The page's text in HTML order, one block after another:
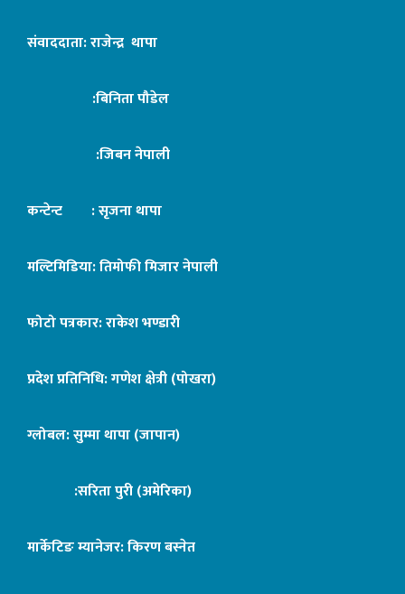
संवाददाता: राजेन्द्र थापा
:बिनिता पौडेल
:जिबन नेपाली
कन्टेन्ट : सृजना थापा
मल्टिमिडिया: तिमोफी मिजार नेपाली
फोटो पत्रकार: राकेश भण्डारी
प्रदेश प्रतिनिधि: गणेश क्षेत्री (पोखरा)
ग्लोबल: सुम्मा थापा (जापान)
:सरिता पुरी (अमेरिका)
मार्केटिङ म्यानेजर: किरण बस्नेत